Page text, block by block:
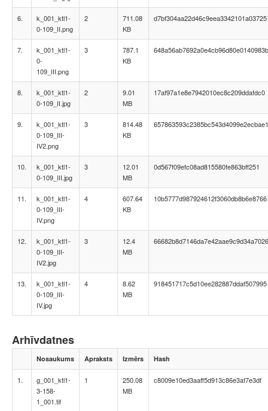
6.
k_001_ktl1-
0-109_II.png
2
711.08
KB
d7bf304aa22d46c9eea3342101a03725
7.
k_001_ktl1-
0-
109_III.png
3
787.1
KB
648a56ab7692a0e4cb96d80e0140983b
8.
k_001_ktl1-
0-109_II.jpg
2
9.01
MB
17af97a1e8e7942010ec8c209ddafdc0
9.
k_001_ktl1-
0-109_III-
IV2.png
3
814.48
KB
657863593c2385bc543d4099e2ecbae1
10.
k_001_ktl1-
0-109_III.jpg
3
12.01
MB
0d567f09efc08ad815580fe863bff251
11.
k_001_ktl1-
0-109_III-
IV.png
4
607.64
KB
10b5777d987924612f3060db8b6e8766
12.
k_001_ktl1-
0-109_III-
IV2.jpg
3
12.4
MB
66682b8d7146da7e42aae9c9d34a7026
13.
k_001_ktl1-
0-109_III-
IV.jpg
4
8.62
MB
918451717c5d10ee282887ddaf507995
Arhīvdatnes
Nosaukums Apraksts Izmērs Hash
1.
g_001_ktl1-
3-158-
1_001.tif
1
250.08
MB
c8009e10ed3aaff5d913c86e3af7e3df